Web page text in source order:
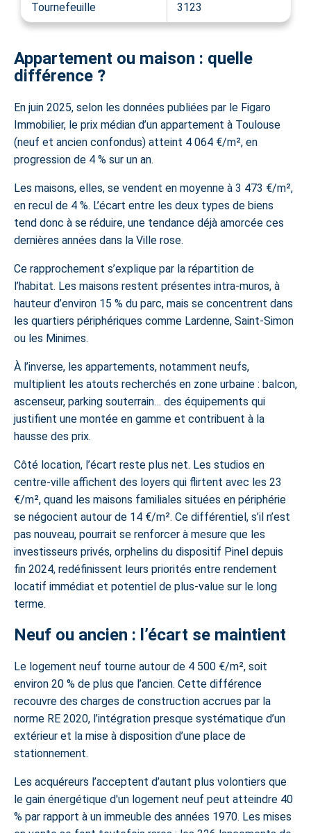
Tournefeuille 3123
Appartement ou maison : quelle
différence ?
En juin 2025, selon les données publiées par le Figaro
Immobilier, le prix médian d’un appartement à Toulouse
(neuf et ancien confondus) atteint 4 064 €/m², en
progression de 4 % sur un an.
Les maisons, elles, se vendent en moyenne à 3 473 €/m²,
en recul de 4 %. L’écart entre les deux types de biens
tend donc à se réduire, une tendance déjà amorcée ces
dernières années dans la Ville rose.
Ce rapprochement s’explique par la répartition de
l’habitat. Les maisons restent présentes intra-muros, à
hauteur d’environ 15 % du parc, mais se concentrent dans
les quartiers périphériques comme Lardenne, Saint-Simon
ou les Minimes.
À l’inverse, les appartements, notamment neufs,
multiplient les atouts recherchés en zone urbaine : balcon,
ascenseur, parking souterrain… des équipements qui
justifient une montée en gamme et contribuent à la
hausse des prix.
Côté location, l’écart reste plus net. Les studios en
centre-ville affichent des loyers qui flirtent avec les 23
€/m², quand les maisons familiales situées en périphérie
se négocient autour de 14 €/m². Ce différentiel, s’il n’est
pas nouveau, pourrait se renforcer à mesure que les
investisseurs privés, orphelins du dispositif Pinel depuis
fin 2024, redéfinissent leurs priorités entre rendement
locatif immédiat et potentiel de plus-value sur le long
terme.
Neuf ou ancien : l’écart se maintient
Le logement neuf tourne autour de 4 500 €/m², soit
environ 20 % de plus que l’ancien. Cette différence
recouvre des charges de construction accrues par la
norme RE 2020, l’intégration presque systématique d’un
extérieur et la mise à disposition d’une place de
stationnement.
Les acquéreurs l’acceptent d’autant plus volontiers que
le gain énergétique d'un logement neuf peut atteindre 40
% par rapport à un immeuble des années 1970. Les mises